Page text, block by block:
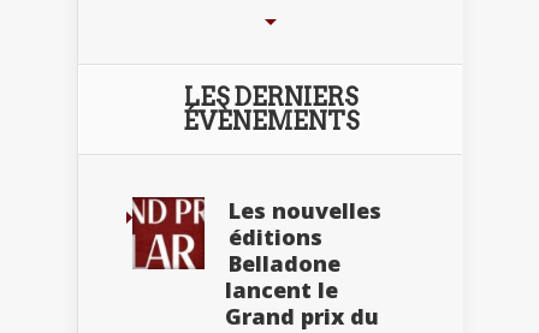
LES DERNIERS
ÉVÈNEMENTS
Les nouvelles
éditions
Belladone
lancent le
Grand prix du